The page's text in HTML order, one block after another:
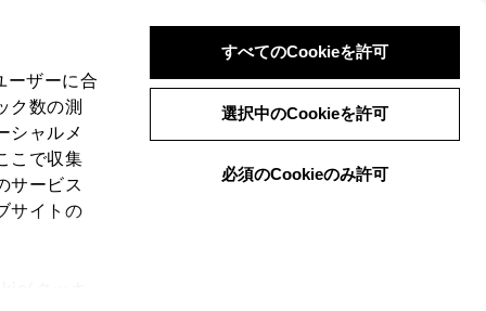
ーザーに合
ク数の測
シャルメ
こで収集
サービス
サイトの
すべてのCookieを許可
選択中のCookieを許可
必須のCookieのみ許可
ログイン 検索 メニュー